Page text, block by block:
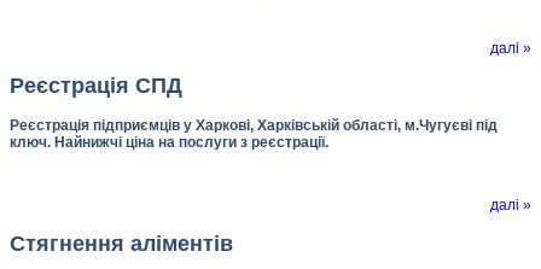
далі »
Реєстрація СПД
Реєстрація підприємців у Харкові, Харківській області, м.Чугуєві під
ключ. Найнижчі ціна на послуги з реєстрації.
далі »
Стягнення аліментів